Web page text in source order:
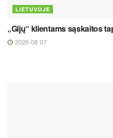
LIETUVOJE
„Gijų“ klientams sąskaitos
2026 08 07